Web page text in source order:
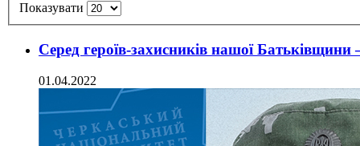
Показувати
Серед героїв-захисників нашої
01.04.2022